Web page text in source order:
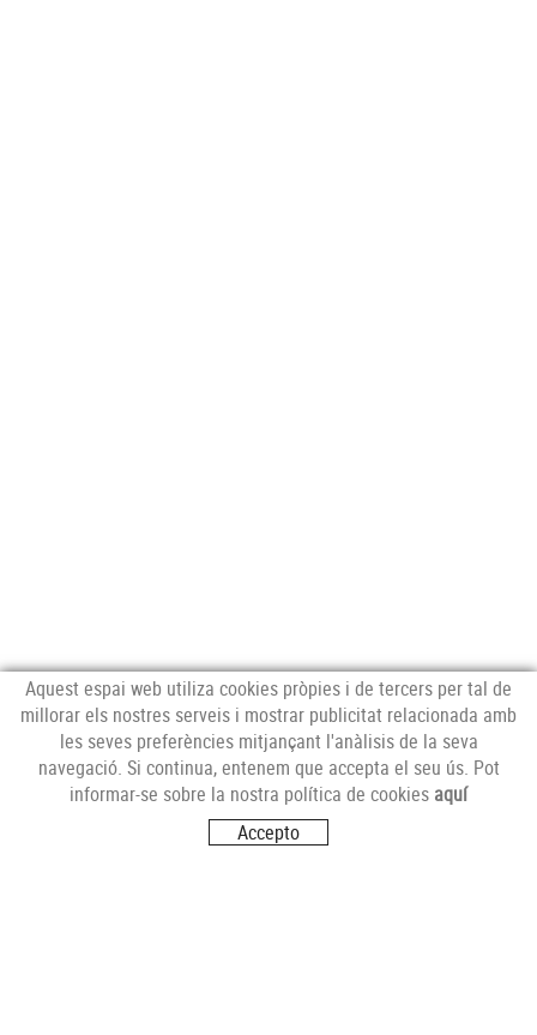
MERCAT CENTRAL
Mercat Central de Tarragona
43001 Tarragona
Aquest espai web utiliza cookies pròpies i de tercers per tal de
millorar els nostres serveis i mostrar publicitat relacionada amb
les seves preferències mitjançant l'anàlisis de la seva
navegació. Si continua, entenem que accepta el seu ús. Pot
informar-se sobre la nostra política de cookies aquí
Accepto